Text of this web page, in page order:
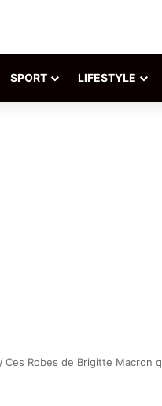
SPORT LIFESTYLE
/Ces Robes de Brigitte Macron